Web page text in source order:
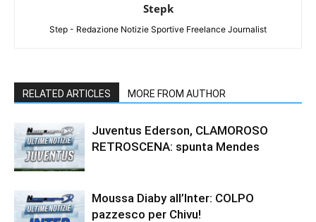
Stepk
Step - Redazione Notizie Sportive Freelance Journalist
RELATED ARTICLES MORE FROM AUTHOR
Juventus Ederson, CLAMOROSO
RETROSCENA: spunta Mendes
Moussa Diaby all’Inter: COLPO
pazzesco per Chivu!